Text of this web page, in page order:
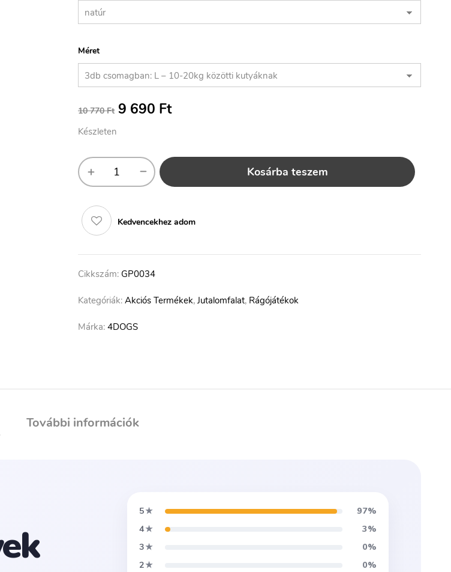
Méret
10 770Ft 9 690 Ft
Készleten
Kosárba teszem
Kedvencekhez adom
Cikkszám: GP0034
Kategóriák: Akciós Termékek, Jutalomfalat, Rágójátékok
Márka: 4DOGS
További információk